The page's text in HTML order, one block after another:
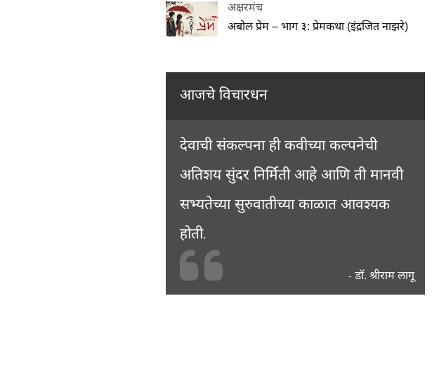
अक्षरमंच
अबोल प्रेम – भाग ३: प्रेमकथा (इंद्रजित नाझरे)
आजचे विचारधन
देवाची संकल्पना ही कवीच्या कल्पनेची
अतिशय सुंदर निर्मिती आहे आणि ती मानवी
सभ्यतेच्या सुरुवातीच्या काळात आवश्यक
होती.
- डॉ. श्रीराम लागू